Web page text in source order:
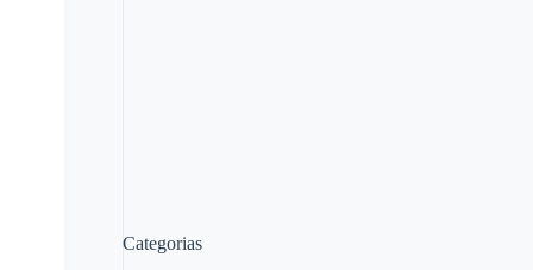
Categorias